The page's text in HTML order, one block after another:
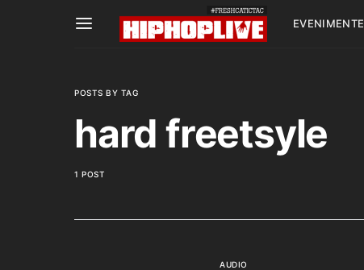
EVENIMENTE
POSTS BY TAG
hard freetsyle
1 POST
AUDIO